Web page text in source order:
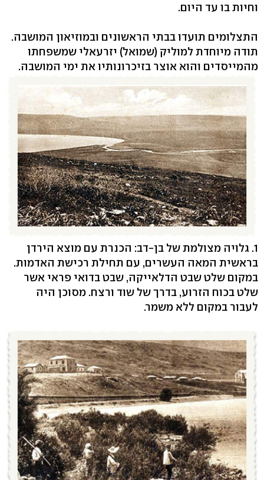
וחיות בו עד היום.
התצלומים תועדו בבתי הראשונים ובמוזיאון המושבה.
תודה מיוחדת למוליק (שמואל) יזרעאלי שמשפחתו
מהמייסדים והוא אוצר בזיכרונותיו את ימי המושבה.
1. גלויה מצולמת של בן-דב: הכנרת עם מוצא הירדן
בראשית המאה העשרים, עם תחילת רכישת האדמות.
במקום שלט שבט הדלאייקה, שבט בדואי פראי אשר
שלט בכוח הזרוע, בדרך של שוד ורצח. מסוכן היה
לעבור במקום ללא משמר.